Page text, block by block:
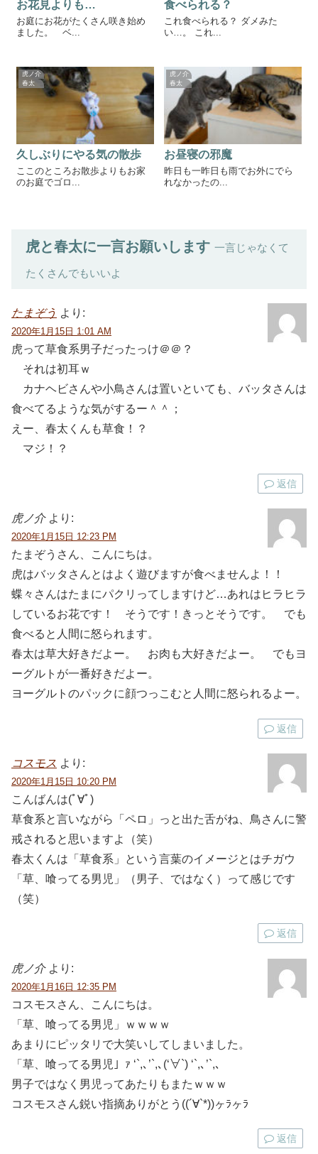
お花見よりも…
お庭にお花がたくさん咲き始め
ました。 ベ...
食べられる？
これ食べられる？ ダメみた
い…。 これ...
虎ノ介
春太
久しぶりにやる気の散歩
ここのところお散歩よりもお家
のお庭でゴロ...
虎ノ介
春太
お昼寝の邪魔
昨日も一昨日も雨でお外にでら
れなかったの...
虎と春太に一言お願いします 一言じゃなくて
たくさんでもいいよ
たまぞう より:
2020年1月15日 1:01 AM
虎って草食系男子だったっけ＠＠？
それは初耳ｗ
カナヘビさんや小鳥さんは置いといても、バッタさんは
食べてるような気がするー＾＾；
えー、春太くんも草食！？
マジ！？
返信
虎ノ介 より:
2020年1月15日 12:23 PM
たまぞうさん、こんにちは。
虎はバッタさんとはよく遊びますが食べませんよ！！
蝶々さんはたまにパクリってしますけど…あれはヒラヒラ
しているお花です！ そうです！きっとそうです。 でも
食べると人間に怒られます。
春太は草大好きだよー。 お肉も大好きだよー。 でもヨ
ーグルトが一番好きだよー。
ヨーグルトのパックに顔つっこむと人間に怒られるよー。
返信
コスモス より:
2020年1月15日 10:20 PM
こんばんは(ﾟ∀ﾟ)
草食系と言いながら「ペロ」っと出た舌がね、鳥さんに警
戒されると思いますよ（笑）
春太くんは「草食系」という言葉のイメージとはチガウ
「草、喰ってる男児」（男子、ではなく）って感じです
（笑）
返信
虎ノ介 より:
2020年1月16日 12:35 PM
コスモスさん、こんにちは。
「草、喰ってる男児」ｗｗｗｗ
あまりにピッタリで大笑いしてしまいました。
「草、喰ってる男児」ｧ ‘`,､’`,､(‘∀`) ‘`,､’`,､
男子ではなく男児ってあたりもまたｗｗｗ
コスモスさん鋭い指摘ありがとう((´∀`*))ヶﾗヶﾗ
返信